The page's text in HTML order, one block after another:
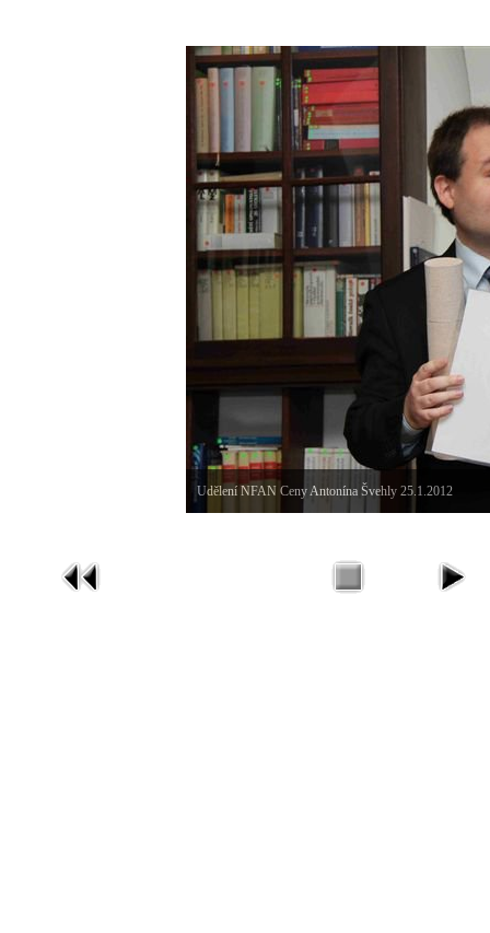
Udělení NFAN Ceny Antonína Švehly 25.1.2012